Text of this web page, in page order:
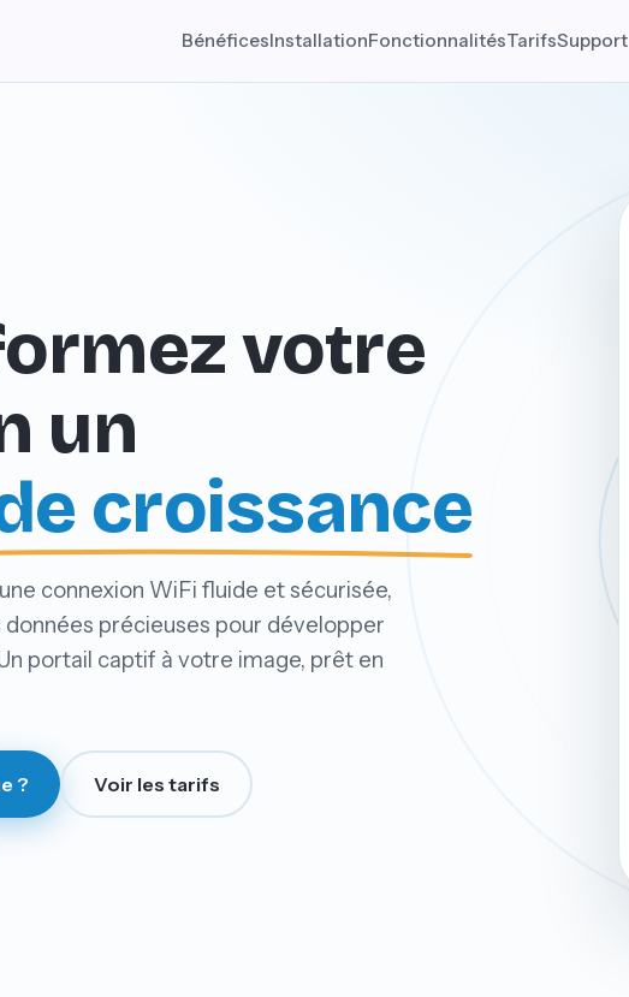
BénéficesInstallationFonctionnalitésTarifsSupport
votre
un
croissance
connexion WiFi fluide et sécurisée,
précieuses pour développer
portail captif à votre image, prêt en
? Voir les tarifs